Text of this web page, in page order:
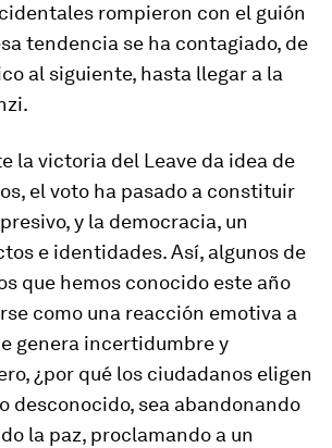
rompieron con el guión
tendencia se ha contagiado, de
al siguiente, hasta llegar a la
la victoria del Leave da idea de
el voto ha pasado a constituir
y la democracia, un
e identidades. Así, algunos de
que hemos conocido este año
como una reacción emotiva a
genera incertidumbre y
¿por qué los ciudadanos eligen
desconocido, sea abandonando
la paz, proclamando a un